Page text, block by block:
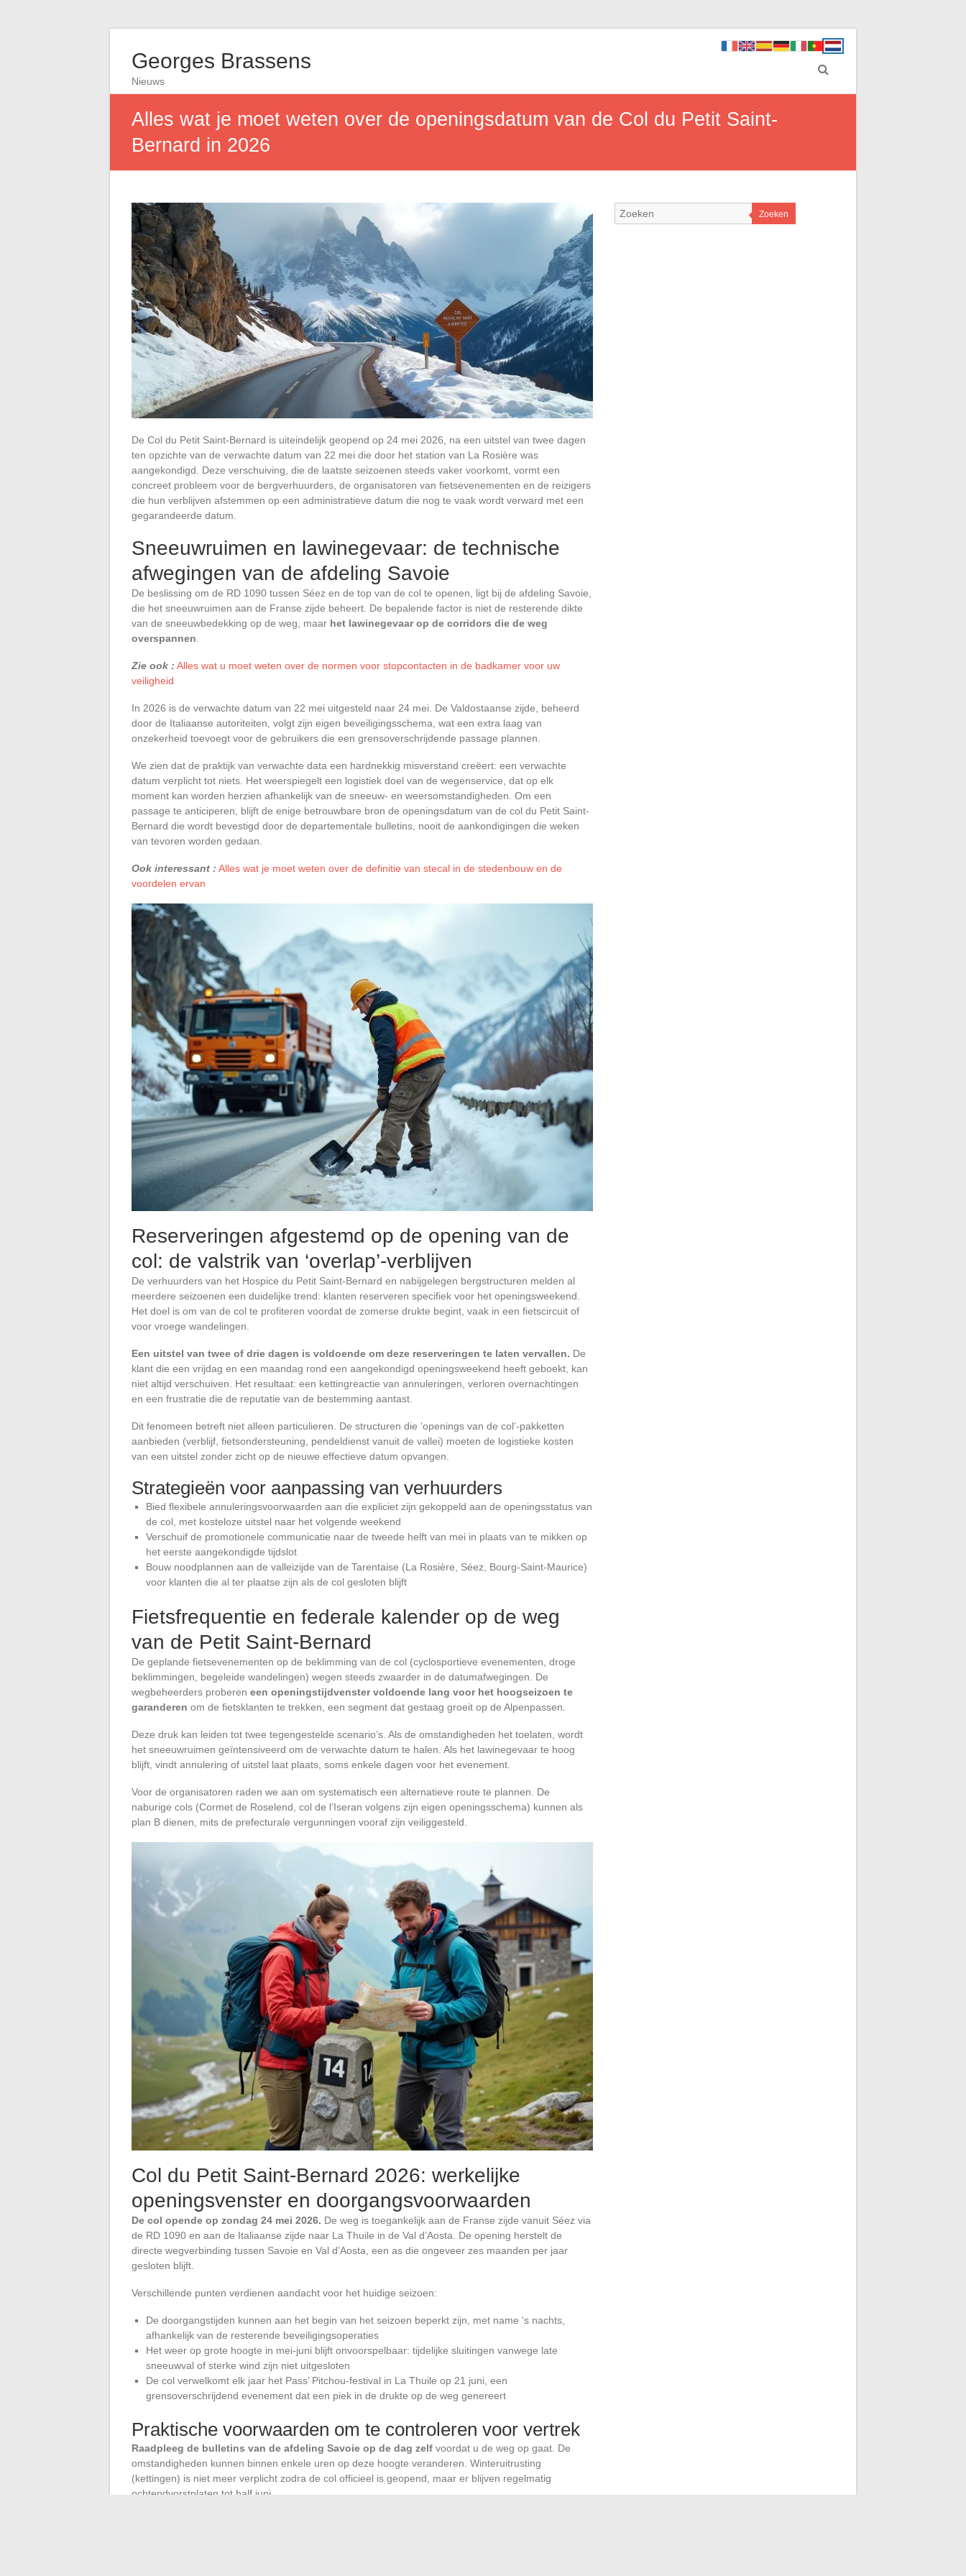
Georges Brassens
Nieuws
Alles wat je moet weten over de openingsdatum van de Col du Petit Saint-
Bernard in 2026
De Col du Petit Saint-Bernard is uiteindelijk geopend op 24 mei 2026, na een uitstel van twee dagen
ten opzichte van de verwachte datum van 22 mei die door het station van La Rosière was
aangekondigd. Deze verschuiving, die de laatste seizoenen steeds vaker voorkomt, vormt een
concreet probleem voor de bergverhuurders, de organisatoren van fietsevenementen en de reizigers
die hun verblijven afstemmen op een administratieve datum die nog te vaak wordt verward met een
gegarandeerde datum.
Sneeuwruimen en lawinegevaar: de technische
afwegingen van de afdeling Savoie
De beslissing om de RD 1090 tussen Séez en de top van de col te openen, ligt bij de afdeling Savoie,
die het sneeuwruimen aan de Franse zijde beheert. De bepalende factor is niet de resterende dikte
van de sneeuwbedekking op de weg, maar het lawinegevaar op de corridors die de weg
overspannen
Zie ook : Alles wat u moet weten over de normen voor stopcontacten in de badkamer voor uw
veiligheid
In 2026 is de verwachte datum van 22 mei uitgesteld naar 24 mei. De Valdostaanse zijde, beheerd
door de Italiaanse autoriteiten, volgt zijn eigen beveiligingsschema, wat een extra laag van
onzekerheid toevoegt voor de gebruikers die een grensoverschrijdende passage plannen.
We zien dat de praktijk van verwachte data een hardnekkig misverstand creëert: een verwachte
datum verplicht tot niets. Het weerspiegelt een logistiek doel van de wegenservice, dat op elk
moment kan worden herzien afhankelijk van de sneeuw- en weersomstandigheden. Om een
passage te anticiperen, blijft de enige betrouwbare bron de openingsdatum van de col du Petit Saint-
Bernard die wordt bevestigd door de departementale bulletins, nooit de aankondigingen die weken
van tevoren worden gedaan.
Ook interessant : Alles wat je moet weten over de definitie van stecal in de stedenbouw en de
voordelen ervan
Reserveringen afgestemd op de opening van de
col: de valstrik van ‘overlap’-verblijven
De verhuurders van het Hospice du Petit Saint-Bernard en nabijgelegen bergstructuren melden al
meerdere seizoenen een duidelijke trend: klanten reserveren specifiek voor het openingsweekend.
Het doel is om van de col te profiteren voordat de zomerse drukte begint, vaak in een fietscircuit of
voor vroege wandelingen.
Een uitstel van twee of drie dagen is voldoende om deze reserveringen te laten vervallen. De
klant die een vrijdag en een maandag rond een aangekondigd openingsweekend heeft geboekt, kan
niet altijd verschuiven. Het resultaat: een kettingreactie van annuleringen, verloren overnachtingen
en een frustratie die de reputatie van de bestemming aantast.
Dit fenomeen betreft niet alleen particulieren. De structuren die ‘openings van de col’-pakketten
aanbieden (verblijf, fietsondersteuning, pendeldienst vanuit de vallei) moeten de logistieke kosten
van een uitstel zonder zicht op de nieuwe effectieve datum opvangen.
Strategieën voor aanpassing van verhuurders
Bied flexibele annuleringsvoorwaarden aan die expliciet zijn gekoppeld aan de openingsstatus van
de col, met kosteloze uitstel naar het volgende weekend
Verschuif de promotionele communicatie naar de tweede helft van mei in plaats van te mikken op
het eerste aangekondigde tijdslot
Bouw noodplannen aan de valleizijde van de Tarentaise (La Rosière, Séez, Bourg-Saint-Maurice)
voor klanten die al ter plaatse zijn als de col gesloten blijft
Fietsfrequentie en federale kalender op de weg
van de Petit Saint-Bernard
De geplande fietsevenementen op de beklimming van de col (cyclosportieve evenementen, droge
beklimmingen, begeleide wandelingen) wegen steeds zwaarder in de datumafwegingen. De
wegbeheerders proberen een openingstijdvenster voldoende lang voor het hoogseizoen te
garanderen om de fietsklanten te trekken, een segment dat gestaag groeit op de Alpenpassen.
Deze druk kan leiden tot twee tegengestelde scenario’s. Als de omstandigheden het toelaten, wordt
het sneeuwruimen geïntensiveerd om de verwachte datum te halen. Als het lawinegevaar te hoog
blijft, vindt annulering of uitstel laat plaats, soms enkele dagen voor het evenement.
Voor de organisatoren raden we aan om systematisch een alternatieve route te plannen. De
naburige cols (Cormet de Roselend, col de l’Iseran volgens zijn eigen openingsschema) kunnen als
plan B dienen, mits de prefecturale vergunningen vooraf zijn veiliggesteld.
Col du Petit Saint-Bernard 2026: werkelijke
openingsvenster en doorgangsvoorwaarden
De col opende op zondag 24 mei 2026. De weg is toegankelijk aan de Franse zijde vanuit Séez via
de RD 1090 en aan de Italiaanse zijde naar La Thuile in de Val d’Aosta. De opening herstelt de
directe wegverbinding tussen Savoie en Val d’Aosta, een as die ongeveer zes maanden per jaar
gesloten blijft.
Verschillende punten verdienen aandacht voor het huidige seizoen:
De doorgangstijden kunnen aan het begin van het seizoen beperkt zijn, met name ‘s nachts,
afhankelijk van de resterende beveiligingsoperaties
Het weer op grote hoogte in mei-juni blijft onvoorspelbaar: tijdelijke sluitingen vanwege late
sneeuwval of sterke wind zijn niet uitgesloten
De col verwelkomt elk jaar het Pass’ Pitchou-festival in La Thuile op 21 juni, een
grensoverschrijdend evenement dat een piek in de drukte op de weg genereert
Praktische voorwaarden om te controleren voor vertrek
Raadpleeg de bulletins van de afdeling Savoie op de dag zelf voordat u de weg op gaat. De
omstandigheden kunnen binnen enkele uren op deze hoogte veranderen. Winteruitrusting
(kettingen) is niet meer verplicht zodra de col officieel is geopend, maar er blijven regelmatig
ochtendvorstplaten tot half juni.
Zoeken